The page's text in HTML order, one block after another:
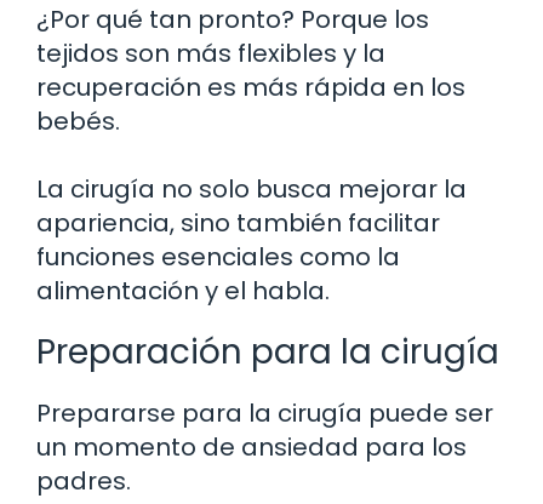
¿Por qué tan pronto? Porque los
tejidos son más flexibles y la
recuperación es más rápida en los
bebés.
La cirugía no solo busca mejorar la
apariencia, sino también facilitar
funciones esenciales como la
alimentación y el habla.
Preparación para la cirugía
Prepararse para la cirugía puede ser
un momento de ansiedad para los
padres.